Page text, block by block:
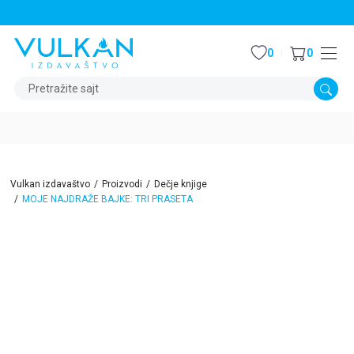
Pretražite sajt
0 0
Vulkan izdavaštvo Proizvodi
Dečje knjige
MOJE NAJDRAŽE BAJKE: TRI PRASETA